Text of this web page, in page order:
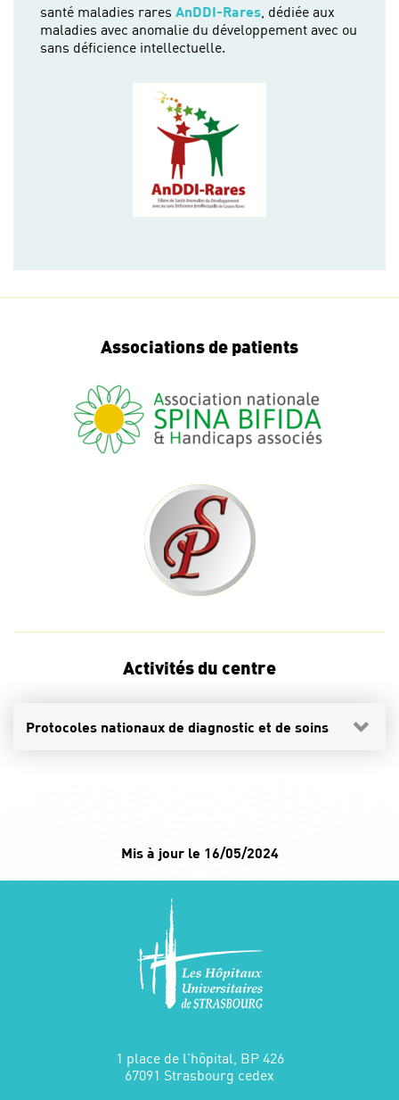
santé maladies rares AnDDI-Rares , dédiée aux
maladies avec anomalie du développement avec ou
sans déficience intellectuelle.
Associations de patients
Activités du centre
Protocoles nationaux de diagnostic et de soins
Mis à jour le 16/05/2024
1 place de l'hôpital, BP 426
67091 Strasbourg cedex